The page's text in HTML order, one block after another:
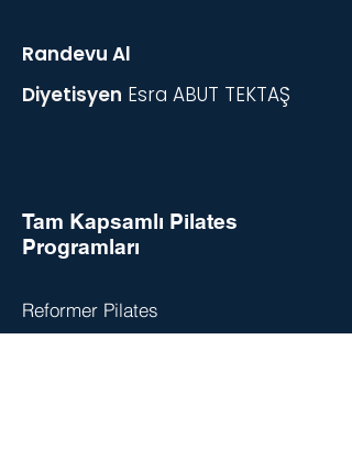
Randevu Al
Diyetisyen Esra ABUT TEKTAŞ
Tam Kapsamlı Pilates
Programları
Reformer Pilates
Comprehensive Pilates